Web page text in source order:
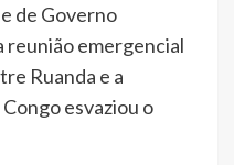
de Governo
reunião emergencial
Ruanda e a
esvaziou o